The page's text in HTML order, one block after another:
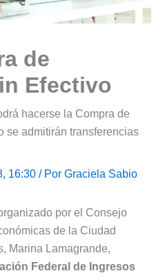
de
Efectivo
hacerse la Compra de
se admitirán transferencias
16:30 / Por Graciela Sabio
por el Consejo
de la Ciudad
Marina Lamagrande,
Federal de Ingresos